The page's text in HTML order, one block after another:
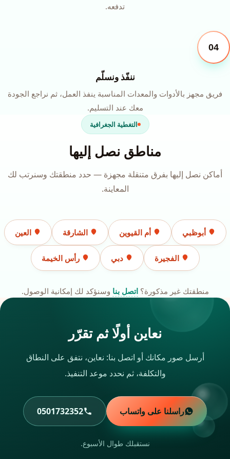
تدفعه.
04
ننفّذ ونسلّم
فريق مجهز بالأدوات والمعدات المناسبة ينفذ العمل، ثم نراجع الجودة
معك عند التسليم.
التغطية الجغرافية
مناطق نصل إليها
أماكن نصل إليها بفرق متنقلة مجهزة — حدد منطقتك وسنرتب لك
المعاينة.
أبوظبي أم القيوين الشارقة العين
الفجيرة دبي رأس الخيمة
منطقتك غير مذكورة؟اتصل بنا وسنؤكد لك إمكانية الوصول.
نعاين أولًا ثم تقرّر
أرسل صور مكانك أو اتصل بنا: نعاين، نتفق على النطاق
والتكلفة، ثم نحدد موعد التنفيذ.
راسلنا على واتساب 0501732352
نستقبلك طوال الأسبوع.